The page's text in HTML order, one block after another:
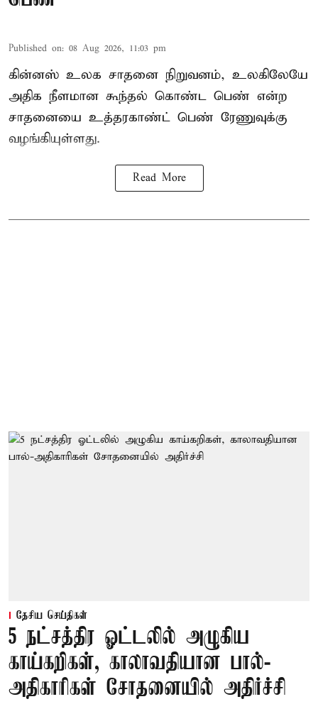
Published on: 08 Aug 2026, 11:03 pm
கின்னஸ் உலக சாதனை நிறுவனம், உலகிலேயே
அதிக நீளமான கூந்தல் கொண்ட பெண் என்ற
சாதனையை உத்தரகாண்ட் பெண் ரேணுவுக்கு
வழங்கியுள்ளது.
Read More
தேசிய செய்திகள்
5 நட்சத்திர ஓட்டலில் அழுகிய
காய்கறிகள், காலாவதியான பால்-
அதிகாரிகள் சோதனையில் அதிர்ச்சி